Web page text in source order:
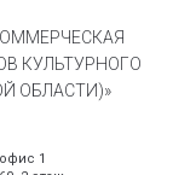
КУЛЬТУРНОГО
ОБЛАСТИ)»
1